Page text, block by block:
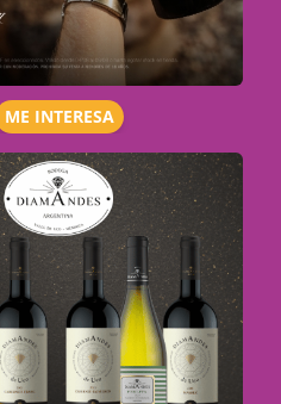
ME INTERESA